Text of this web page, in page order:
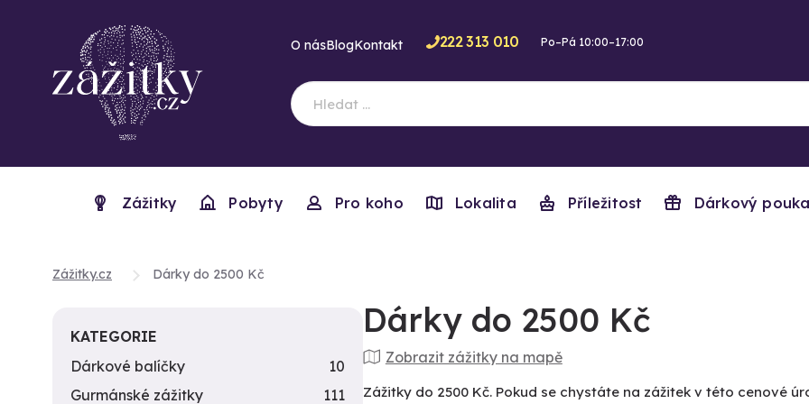
O násBlogKontakt 222 313 010 Po–Pá 10:00–17:00
Zážitky Pobyty Pro koho Lokalita Příležitost Dárkový
Zážitky.cz Dárky do 2500 Kč
Dárky do 2500 Kč
Zobrazit zážitky na mapě
Zážitky do 2500 Kč. Pokud se chystáte na zážitek v této cenové
KATEGORIE
Dárkové balíčky
10
Gurmánské zážitky
111